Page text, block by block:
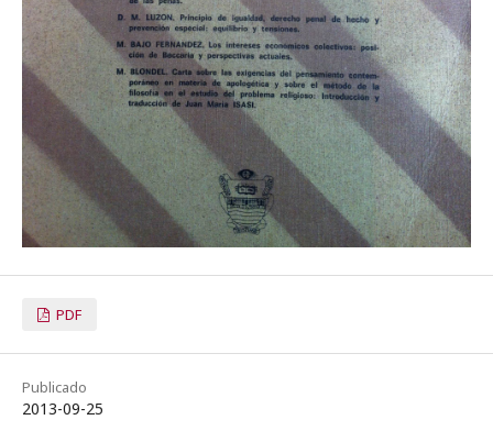
PDF
Publicado
2013-09-25